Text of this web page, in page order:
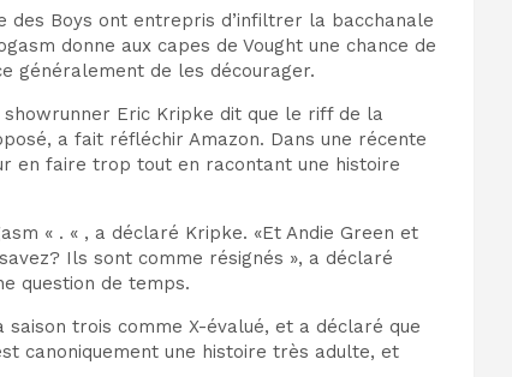
des Boys ont entrepris d’infiltrer la bacchanale
donne aux capes de Vought une chance de
généralement de les décourager.
showrunner Eric Kripke dit que le riff de la
a fait réfléchir Amazon. Dans une récente
en faire trop tout en racontant une histoire
« . « , a déclaré Kripke. «Et Andie Green et
Ils sont comme résignés », a déclaré
question de temps.
saison trois comme X-évalué, et a déclaré que
canoniquement une histoire très adulte, et